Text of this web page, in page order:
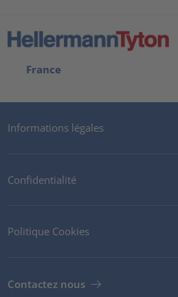
France
Informations légales
Confidentialité
Politique Cookies
Contactez nous